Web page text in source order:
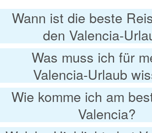
Wann ist die beste
den Valencia-
Was muss ich für
Valencia-Urlaub
Wie komme ich am
Valencia?